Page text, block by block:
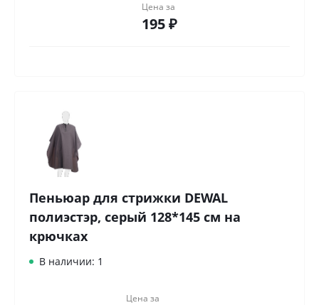
Цена за
195 ₽
Пеньюар для стрижки DEWAL
полиэстэр, серый 128*145 см на
крючках
В наличии: 1
Цена за